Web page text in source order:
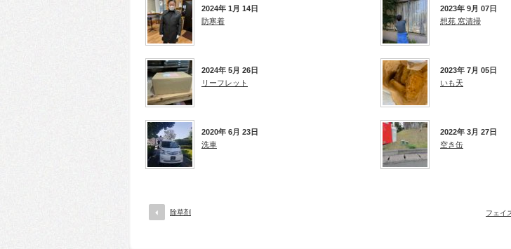
2024年 1月 14日
防寒着
2023年 9月 07日
想苑 窓清掃
2024年 5月 26日
リーフレット
2023年 7月 05日
いも天
2020年 6月 23日
洗車
2022年 3月 27日
空き缶
除草剤 フェイ